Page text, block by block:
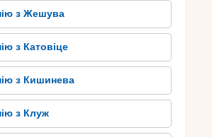
вишуканими м’ясними
гаспачо – прохолодний томатний
виробляє чудове вино,
Ріохи та Рибера дель
для дегустації цих напоїв.
з Жешува
з Катовіце
з Кишинева
з Клуж